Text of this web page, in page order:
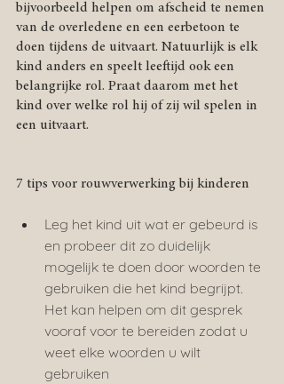
bijvoorbeeld helpen om afscheid te nemen
van de overledene en een eerbetoon te
doen tijdens de uitvaart. Natuurlijk is elk
kind anders en speelt leeftijd ook een
belangrijke rol. Praat daarom met het
kind over welke rol hij of zij wil spelen in
een uitvaart.
7 tips voor rouwverwerking bij kinderen
Leg het kind uit wat er gebeurd is
en probeer dit zo duidelijk
mogelijk te doen door woorden te
gebruiken die het kind begrijpt.
Het kan helpen om dit gesprek
vooraf voor te bereiden zodat u
weet elke woorden u wilt
gebruiken